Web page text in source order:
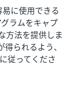
に使用できる
ラムをキャプ
方法を提供しま
られるよう、
従ってくださ